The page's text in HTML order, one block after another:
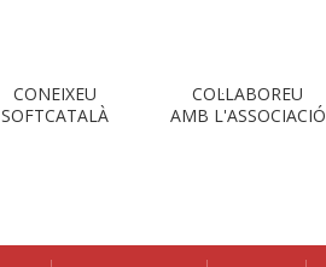
CONEIXEU
SOFTCATALÀ
COL·LABOREU
AMB L'ASSOCIACIÓ